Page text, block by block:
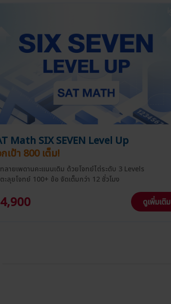
Math SIX SEVEN Level Up
เป้า 800 เต็ม!
ทลายเพดานคะแนนเดิม ด้วยโจทย์ไต่ระดับ 3 Levels
ตะลุยโจทย์ 100+ ข้อ จัดเต็มกว่า 12 ชั่วโมง
ดูเพิ่มเติม